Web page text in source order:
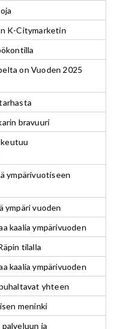
K-Citymarketin
on Vuoden 2025
bravuuri
ympärivuotiseen
ympäri vuoden
kaalia ympärivuoden
tilalla
kaalia ympärivuoden
yhteen
meninki
ja